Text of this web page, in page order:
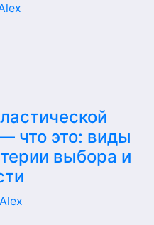
что это: виды
выбора и
Alex